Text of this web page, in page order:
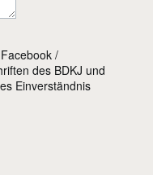
/
des BDKJ und
Einverständnis